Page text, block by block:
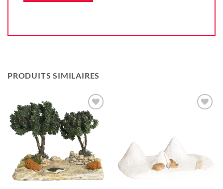
PRODUITS SIMILAIRES
Ajouter
à la liste
d'envie